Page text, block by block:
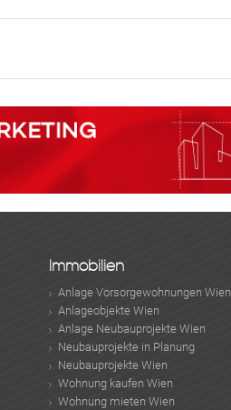
Immobilien
Anlage Vorsorgewohnungen Wien
Anlageobjekte Wien
Anlage Neubauprojekte Wien
Neubauprojekte in Planung
Neubauprojekte Wien
Wohnung kaufen Wien
Wohnung mieten Wien